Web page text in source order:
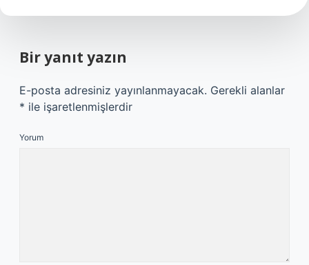
Bir yanıt yazın
E-posta adresiniz yayınlanmayacak. Gerekli alanlar
* ile işaretlenmişlerdir
Yorum